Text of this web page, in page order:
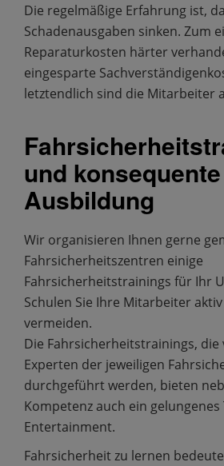
Die regelmäßige Erfahrung ist,
Schadenausgaben sinken. Zum
Reparaturkosten härter
eingesparte
letztendlich sind die Mitarbeiter
und konsequente
Ausbildung
Wir organisieren Ihnen gerne
Fahrsicherheitszentren einige
Fahrsicherheitstrainings für Ihr
Schulen Sie Ihre Mitarbeiter
vermeiden.
Die Fahrsicherheitstrainings,
Experten der jeweiligen
durchgeführt werden, bieten
Kompetenz auch ein gelungenes
Entertainment.
Fahrsicherheit zu lernen